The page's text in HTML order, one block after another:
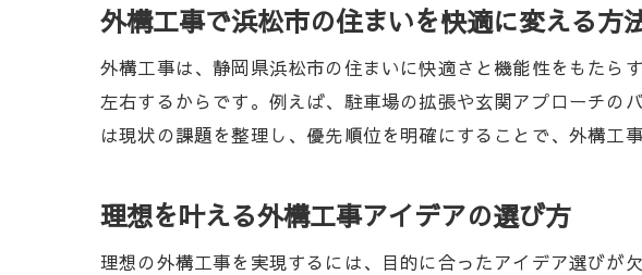
外構工
浜松市
外構工
外構工
おしゃれな
浜松市
外構工事で浜松市の住まいを快適に変える方
外構工事は、静岡県浜松市の住まいに快適さと機能性をもたら
左右するからです。例えば、駐車場の拡張や玄関アプローチの
は現状の課題を整理し、優先順位を明確にすることで、外構工
理想を叶える外構工事アイデアの選び方
理想の外構工事を実現するには、目的に合ったアイデア選びが